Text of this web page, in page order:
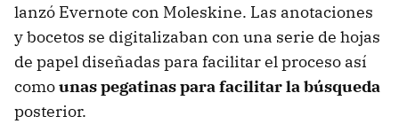
lanzó Evernote con Moleskine. Las anotaciones
y bocetos se digitalizaban con una serie de hojas
de papel diseñadas para facilitar el proceso así
comounas pegatinas para facilitar la búsqueda
posterior.